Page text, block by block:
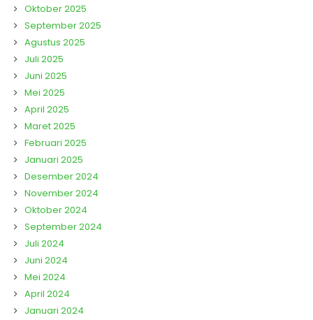
Oktober 2025
September 2025
Agustus 2025
Juli 2025
Juni 2025
Mei 2025
April 2025
Maret 2025
Februari 2025
Januari 2025
Desember 2024
November 2024
Oktober 2024
September 2024
Juli 2024
Juni 2024
Mei 2024
April 2024
Januari 2024